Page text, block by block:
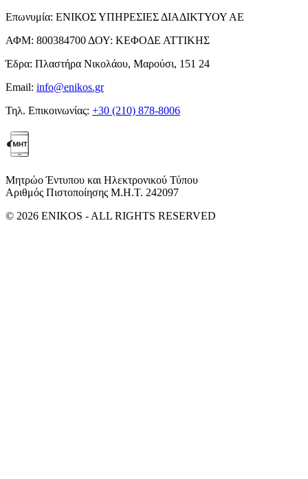
Επωνυμία: ΕΝΙΚΟΣ ΥΠΗΡΕΣΙΕΣ ΔΙΑΔΙΚΤΥΟΥ ΑΕ
ΑΦΜ: 800384700 ΔΟΥ: ΚΕΦΟΔΕ ΑΤΤΙΚΗΣ
Έδρα: Πλαστήρα Νικολάου, Μαρούσι, 151 24
Email: info@enikos.gr
Τηλ. Επικοινωνίας: +30 (210) 878-8006
Μητρώο Έντυπου και Ηλεκτρονικού Τύπου
Αριθμός Πιστοποίησης Μ.Η.Τ. 242097
© 2026 ENIKOS - ALL RIGHTS RESERVED